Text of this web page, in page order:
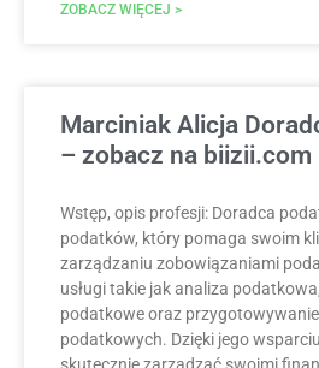
ZOBACZ WIĘCEJ >
Marciniak Alicja
– zobacz na biizii.com
Wstęp, opis profesji: Doradca
podatków, który pomaga swoim
zarządzaniu zobowiązaniami
usługi takie jak analiza
podatkowe oraz
podatkowych. Dzięki jego